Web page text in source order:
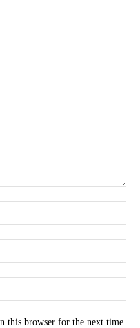
this browser for the next time